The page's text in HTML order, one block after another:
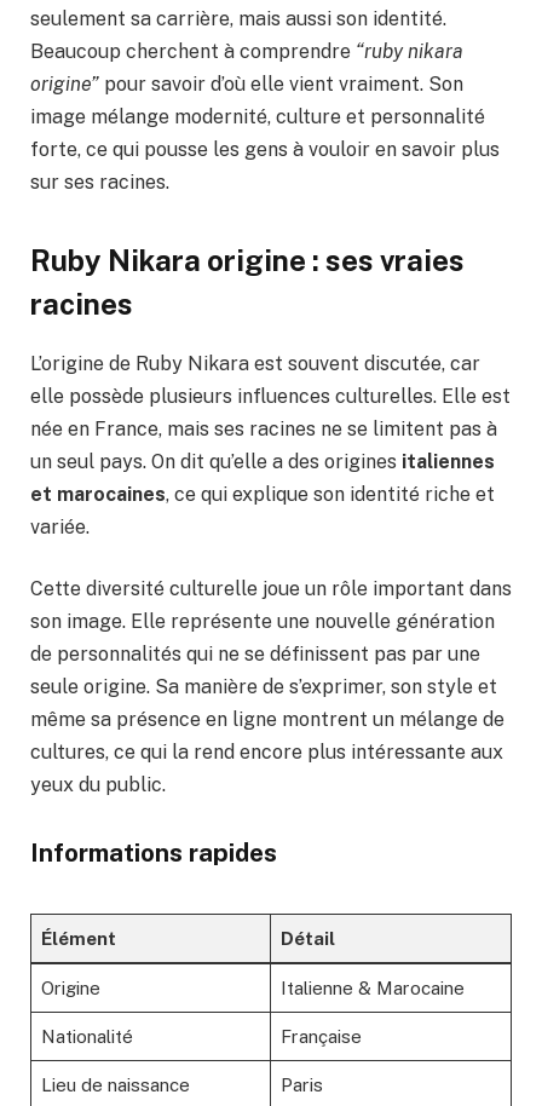
seulement sa carrière, mais aussi son identité.
Beaucoup cherchent à comprendre “ruby nikara
origine” pour savoir d’où elle vient vraiment. Son
image mélange modernité, culture et personnalité
forte, ce qui pousse les gens à vouloir en savoir plus
sur ses racines.
Ruby Nikara origine : ses vraies
racines
L’origine de Ruby Nikara est souvent discutée, car
elle possède plusieurs influences culturelles. Elle est
née en France, mais ses racines ne se limitent pas à
un seul pays. On dit qu’elle a des origines italiennes
et marocaines, ce qui explique son identité riche et
variée.
Cette diversité culturelle joue un rôle important dans
son image. Elle représente une nouvelle génération
de personnalités qui ne se définissent pas par une
seule origine. Sa manière de s’exprimer, son style et
même sa présence en ligne montrent un mélange de
cultures, ce qui la rend encore plus intéressante aux
yeux du public.
Informations rapides
Élément Détail
Origine Italienne & Marocaine
Nationalité Française
Lieu de naissance Paris